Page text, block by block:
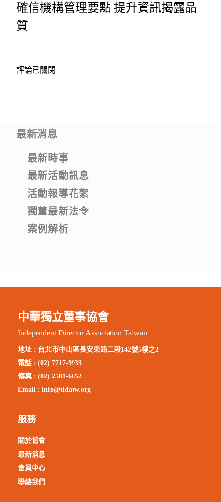
確信機構管理要點 提升資訊揭露品
質
評論已關閉
最新消息
最新時事
最新活動訊息
活動報導花絮
獨董最新法令
案例解析
中華獨立董事協會
Independent Director Association Taiwan
地址 : 台北市中山區長安東路二段142號5樓之2
電話 : (02) 7717-9933
傳真 : (02) 2581-6652
Email :info@tidatw.org
服務
關於協會
最新消息
會員中心
聯絡我們